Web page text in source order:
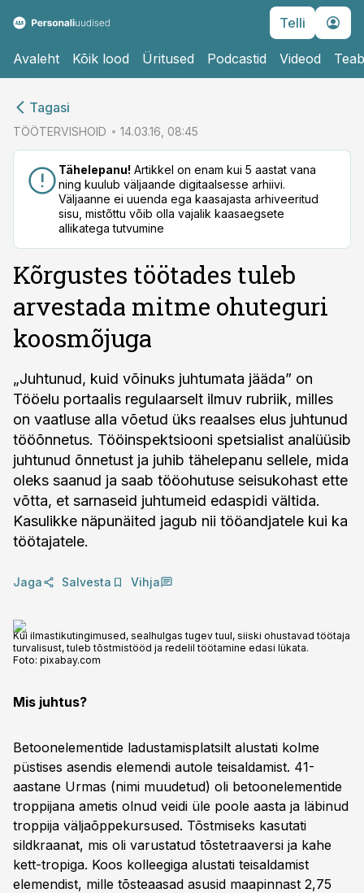
Telli
Avaleht Kõik lood Üritused Podcastid Videod
Tagasi
TÖÖTERVISHOID 14.03.16, 08:45
Tähelepanu! Artikkel on enam kui 5 aastat vana
ning kuulub väljaande digitaalsesse arhiivi.
Väljaanne ei uuenda ega kaasajasta arhiveeritud
sisu, mistõttu võib olla vajalik kaasaegsete
allikatega tutvumine
Kõrgustes töötades tuleb
arvestada mitme ohuteguri
koosmõjuga
„Juhtunud, kuid võinuks juhtumata jääda” on
Tööelu portaalis regulaarselt ilmuv rubriik, milles
on vaatluse alla võetud üks reaalses elus juhtunud
tööõnnetus. Tööinspektsiooni spetsialist analüüsib
juhtunud õnnetust ja juhib tähelepanu sellele, mida
oleks saanud ja saab tööohutuse seisukohast ette
võtta, et sarnaseid juhtumeid edaspidi vältida.
Kasulikke näpunäited jagub nii tööandjatele kui ka
töötajatele.
Jaga Salvesta Vihja
Kui ilmastikutingimused, sealhulgas tugev tuul, siiski ohustavad töötaja
turvalisust, tuleb tõstmistööd ja redelil töötamine edasi lükata.
Foto: pixabay.com
Mis juhtus?
Betoonelementide ladustamisplatsilt alustati kolme
püstises asendis elemendi autole teisaldamist. 41-
aastane Urmas (nimi muudetud) oli betoonelementide
troppijana ametis olnud veidi üle poole aasta ja läbinud
troppija väljaõppekursused. Tõstmiseks kasutati
sildkraanat, mis oli varustatud tõstetraaversi ja kahe
kett-tropiga. Koos kolleegiga alustati teisaldamist
elemendist, mille tõsteaasad asusid maapinnast 2,75